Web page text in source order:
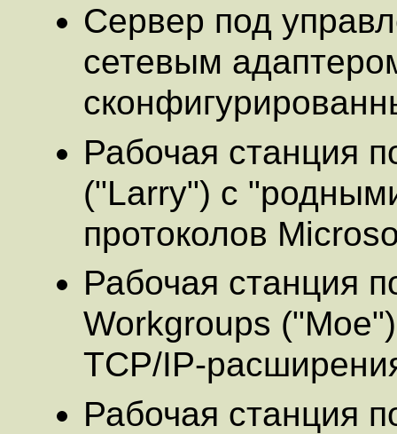
Сервер под
сетевым
Рабочая станция
("Larry") с
протоколов
Рабочая станция
Workgroups
TCP/IP-
Рабочая станция